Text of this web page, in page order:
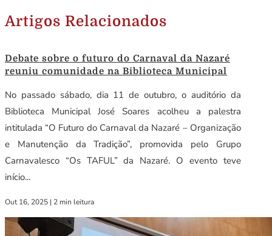
Artigos Relacionados
Debate sobre o futuro do Carnaval da Nazaré
reuniu comunidade na Biblioteca Municipal
No passado sábado, dia 11 de outubro, o auditório da
Biblioteca Municipal José Soares acolheu a palestra
intitulada “O Futuro do Carnaval da Nazaré – Organização
e Manutenção da Tradição”, promovida pelo Grupo
Carnavalesco “Os TAFUL” da Nazaré. O evento teve
início...
Out 16, 2025 | 2 min leitura